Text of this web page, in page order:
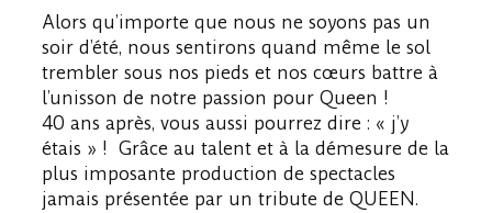
Alors qu’importe que nous ne soyons pas un
soir d’été, nous sentirons quand même le sol
trembler sous nos pieds et nos cœurs battre à
l’unisson de notre passion pour Queen !
40 ans après, vous aussi pourrez dire : « j’y
étais » ! Grâce au talent et à la démesure de la
plus imposante production de spectacles
jamais présentée par un tribute de QUEEN.